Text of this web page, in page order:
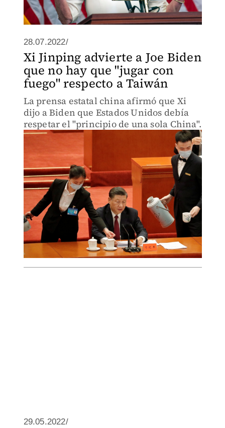
28.07.2022/
Xi Jinping advierte a Joe Biden
que no hay que "jugar con
fuego" respecto a Taiwán
La prensa estatal china afirmó que Xi
dijo a Biden que Estados Unidos debía
respetar el "principio de una sola China".
29.05.2022/